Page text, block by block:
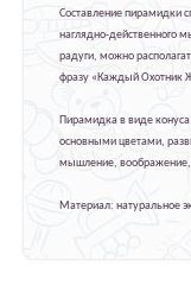
Составление пирамидки
наглядно-действенного
радуги, можно
фразу «Каждый Охотник
Пирамидка в виде
основными цветами,
мышление, воображение,
Материал: натуральное